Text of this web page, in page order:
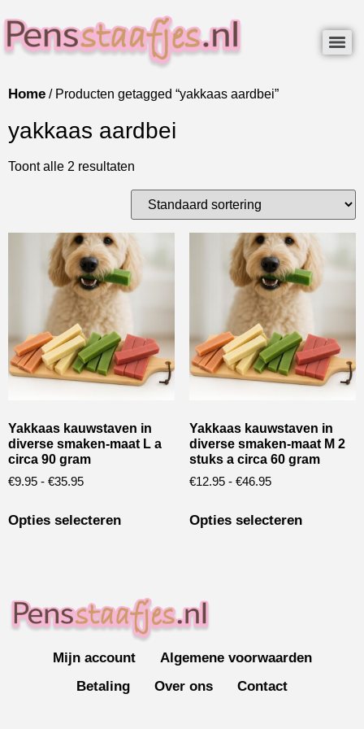
Home / Producten getagged “yakkaas aardbei”
yakkaas aardbei
Toont alle 2 resultaten
Yakkaas kauwstaven in
diverse smaken-maat L a
circa 90 gram
€9.95 - €35.95
Opties selecteren
Yakkaas kauwstaven in
diverse smaken-maat M 2
stuks a circa 60 gram
€12.95 - €46.95
Opties selecteren
Mijn account
Algemene voorwaarden
Betaling
Over ons Contact